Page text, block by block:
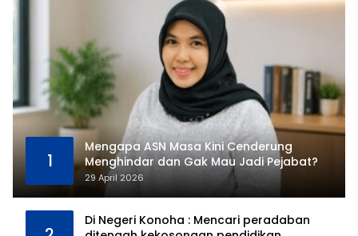
1
Mengapa ASN Masa Kini Cenderung
Menghindar dan Gak Mau Jadi Pejabat?
29 April 2026
Di Negeri Konoha : Mencari peradaban